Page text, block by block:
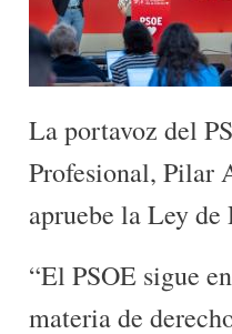
La portavoz del
Profesional, Pilar
apruebe la Ley
“El PSOE sigue
materia de